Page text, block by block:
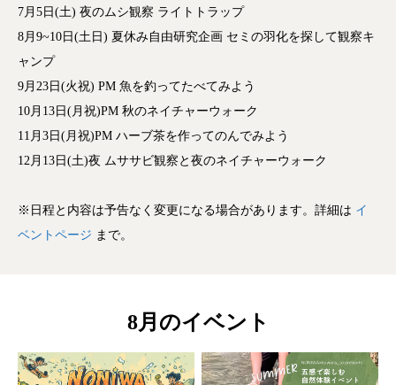
7月5日(土) 夜のムシ観察 ライトトラップ
8月9~10日(土日) 夏休み自由研究企画 セミの羽化を探して観察キ
ャンプ
9月23日(火祝) PM 魚を釣ってたべてみよう
10月13日(月祝)PM 秋のネイチャーウォーク
11月3日(月祝)PM ハーブ茶を作ってのんでみよう
12月13日(土)夜 ムササビ観察と夜のネイチャーウォーク
※日程と内容は予告なく変更になる場合があります。詳細は イ
ベントページ まで。
8月のイベント